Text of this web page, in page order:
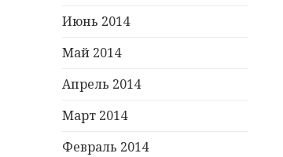
Июнь 2014
Май 2014
Апрель 2014
Март 2014
Февраль 2014